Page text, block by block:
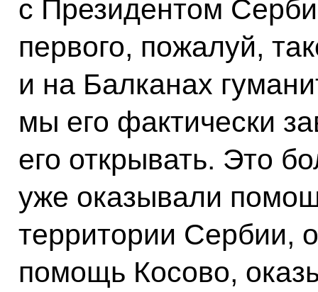
с Президентом
первого, пожалуй,
и на Балканах
мы его фактически
его открывать. Это
уже оказывали
территории Сербии,
помощь Косово,